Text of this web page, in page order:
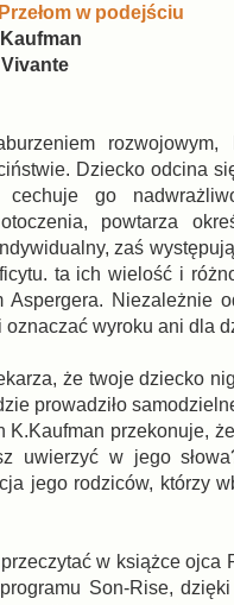
w podejściu
Dziecko odcina
cechuje go
powtarza
zaś
ta ich wielość i
Aspergera.
oznaczać wyroku ani dla
że twoje dziecko
prowadziło
K.Kaufman przekonuje,
uwierzyć w jego
jego rodziców, którzy
w książce ojca
Son-Rise,